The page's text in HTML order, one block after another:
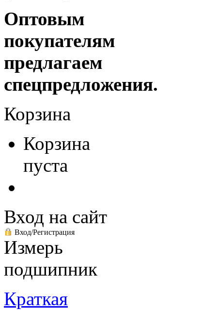
Оптовым
покупателям
предлагаем
спецпредложения.
Корзина
Корзина
пуста
Вход на сайт
Вход/Регистрация
Измерь
подшипник
Краткая